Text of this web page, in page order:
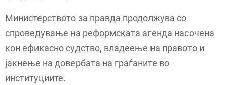
Министерството за правда продолжува со
спроведување на реформската агенда насочена
кон ефикасно судство, владеење на правото и
јакнење на довербата на граѓаните во
институциите.